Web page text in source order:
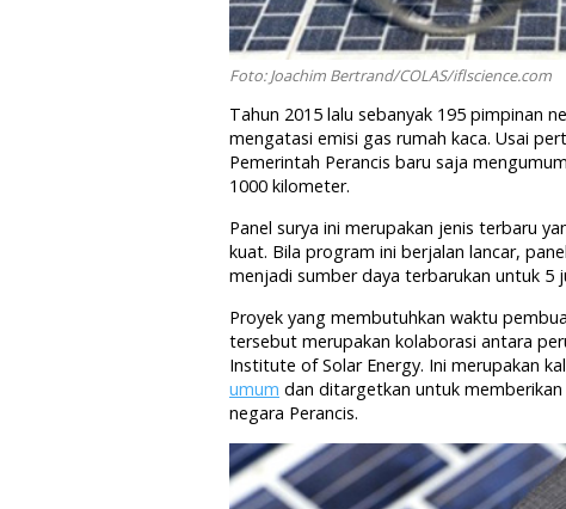
Foto: Joachim Bertrand/COLAS/iflscience.com
Tahun 2015 lalu sebanyak 195 pimpinan
mengatasi emisi gas rumah kaca. Usai
Pemerintah Perancis baru saja
1000 kilometer.
Panel surya ini merupakan jenis terbaru
kuat. Bila program ini berjalan lancar,
menjadi sumber daya terbarukan untuk 5
Proyek yang membutuhkan waktu
tersebut merupakan kolaborasi antara
Institute of Solar Energy. Ini merupakan
umum dan ditargetkan untuk
negara Perancis.